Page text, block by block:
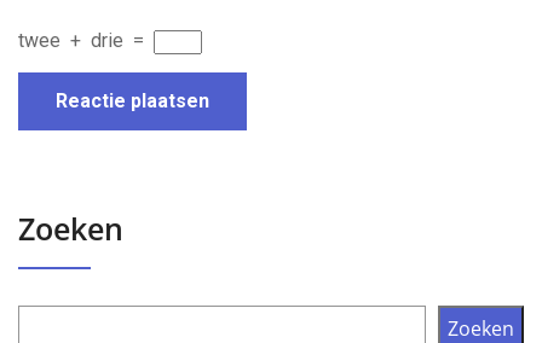
twee + drie =
Zoeken
Zoeken